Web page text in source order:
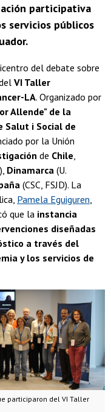
participativa
servicios públicos
del debate sobre
VI Taller
LA. Organizado por
Allende" de la
Salut i Social de
por la Unión
de Chile,
Dinamarca (U.
(CSC, FSJD). La
Pamela Eguiguren,
que la instancia
diseñadas
a través del
y los servicios de
participaron del VI Taller